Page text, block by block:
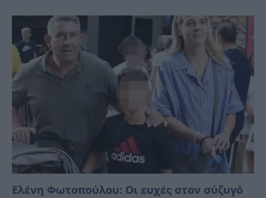
Ελένη Φωτοπούλου: Οι ευχές στον σύζυγό